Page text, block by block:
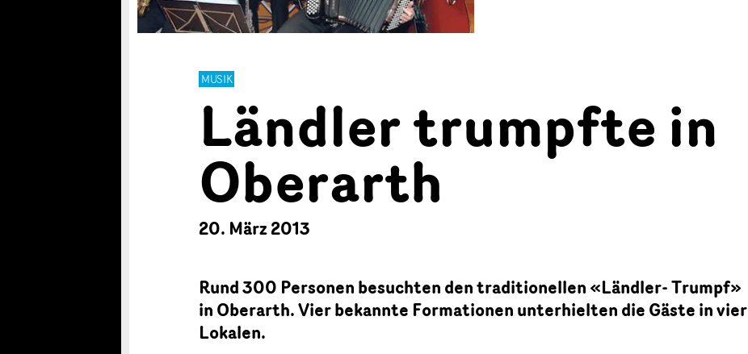
MUSIK
Ländler trumpfte in
Oberarth
20. März 2013
Rund 300 Personen besuchten den traditionellen «Ländler- Trumpf»
in Oberarth. Vier bekannte Formationen unterhielten die Gäste in vier
Lokalen.